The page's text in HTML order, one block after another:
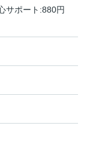
サポート:880円